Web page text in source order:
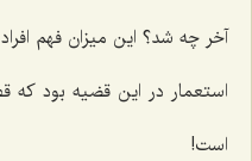
آخر چه شد؟ این میزان فهم
استعمار در این قضیه بود
است!